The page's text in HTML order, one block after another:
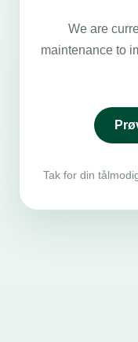
We are
maintenance to
Tak for din